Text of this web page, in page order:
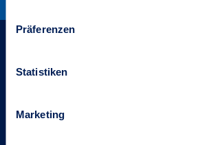
Präferenzen
Statistiken
Marketing
Datenschutz